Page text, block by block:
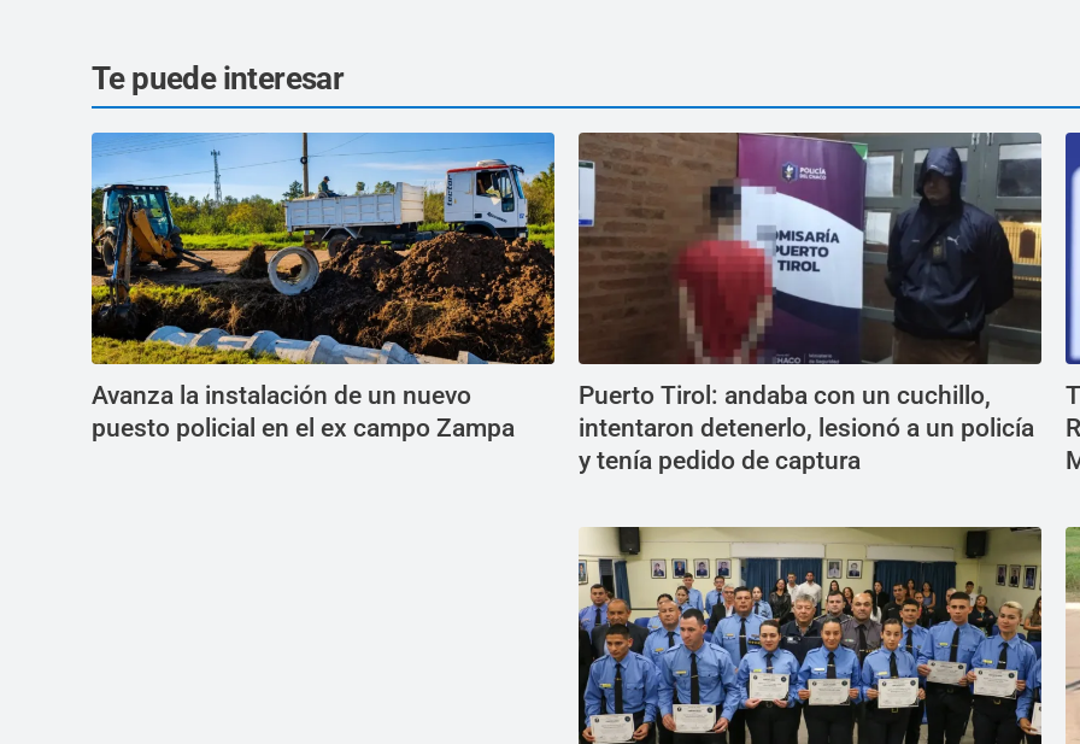
Te puede interesar
Avanza la instalación de un nuevo
puesto policial en el ex campo Zampa
Puerto Tirol: andaba con un cuchillo,
intentaron detenerlo, lesionó a un policía
y tenía pedido de captura